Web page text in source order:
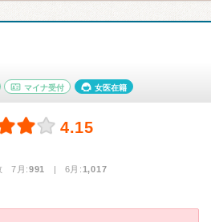
マイナ受付 女医在籍
4.15
7月:991 | 6月:1,017